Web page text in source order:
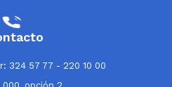
324 57 77 - 220 10 00